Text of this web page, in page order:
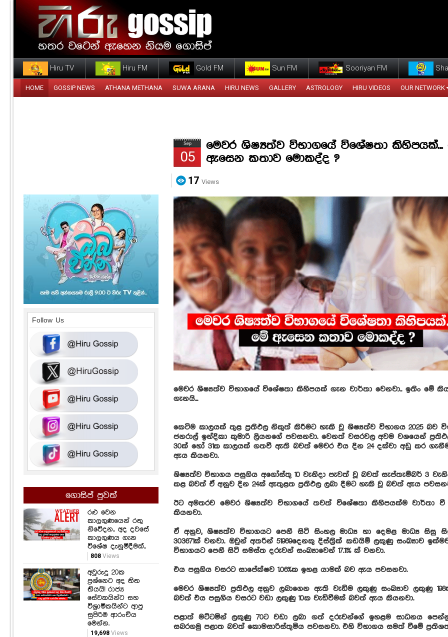
Hiru TV Hiru FM Gold FM Sun FM Sooriyan FM
HOME GOSSIP NEWS ATHANA METHANA SUWA ARANA HIRU NEWS GALLERY ASTROLOGY HIRU VIDEOS OUR NETWORK
Sep
05
මෙවර ශිෂ්‍යත්ව විභාගයේ විශේෂතා කිහිපයක්...
ඇසෙන කතාව මොකද්ද ?
17 Views
මෙවර ශිෂ්‍යත්ව විභාගයේ විශේෂතා කිහිපයක් ගැන වාර්තා වෙනවා.. ඉතිං මේ
ගැනයි...
කෙටිම කාලයක් තුළ ප්‍රතිඵල නිකුත් කිරීමට හැකි වූ ශිෂ්‍යත්ව විභාගය 2025 බව
ජනරාල් ඉන්දිකා කුමාරි ලියනගේ පවසනවා. වෙනත් වසරවල අවම වශයෙන්
30ක් හෝ 31ක කාලයක් ගතවී ඇති බවත් මෙවර එය දින 24 දක්වා අඩු කර
ඇය කියනවා.
ශිෂ්‍යත්ව විභාගය පසුගිය අගෝස්තු 10 වැනිදා පැවත් වූ බවත් සැප්තැම්බර් 3
කළ බවත් ඒ අනුව දින 24ක් ඇතුළත ප්‍රතිඵල ලබා දීමට හැකි වූ බවත් ඇය
ඊට අමතරව මෙවර ශිෂ්‍යත්ව විභාගයේ තවත් විශේෂතා කිහිපයක්ම වාර්තා
කියනවා.
ඒ අනුව, ශිෂ්‍යත්ව විභාගයට පෙනී සිටි සිංහල මාධ්‍ය හා දෙමළ මාධ්‍ය සිසු
303671ක් වනවා. ඔවුන් අතරින් 51969දෙනකු දිස්ත්‍රික් කඩයිම් ලකුණු සංඛ්‍යාව
විභාගයට පෙනී සිටි සමස්ත දරුවන් සංඛ්‍යාවෙන් 17.11% ක් වනවා.
එය පසුගිය වසරට සාපේක්ෂව 1.06%ක ඉහළ යාමක් බව ඇය පවසනවා.
මෙවර ශිෂ්‍යත්ව ප්‍රතිඵල අනුව ලබාගෙන ඇති වැඩිම ලකුණු සංඛ්‍යාව ලකුණු
බවත් එය පසුගිය වසරට වඩා ලකුණු 10ක වැඩිවීමක් බවත් ඇය කියනවා.
පළාත් මට්ටමින් ලකුණු 70ට වඩා ලබා ගත් දරුවන්ගේ ඉහළම සාධනය
සබරගමු පළාත බවත් කොමසාරිස්තුමිය පවසනවා. එහි විභාගය සමත් වීමේ ප්‍රතිශත
Follow Us
ගොසිප් පුවත්
රළු වෙන
කාලගුණයෙන් රතු
නිවේදන.. අද දවසේ
කාලගුණය ගැන
විශේෂ දැනුම්දීමක්..
808Views
අවුරුදු 20ක
ප්‍රශ්නෙට අද තිත
තියයි! රාජ්‍ය
සේවකයින්ට සහ
විශ්‍රාමිකයින්ට ආපු
සුපිරිම ආරංචිය
මෙන්න.
19,698Views